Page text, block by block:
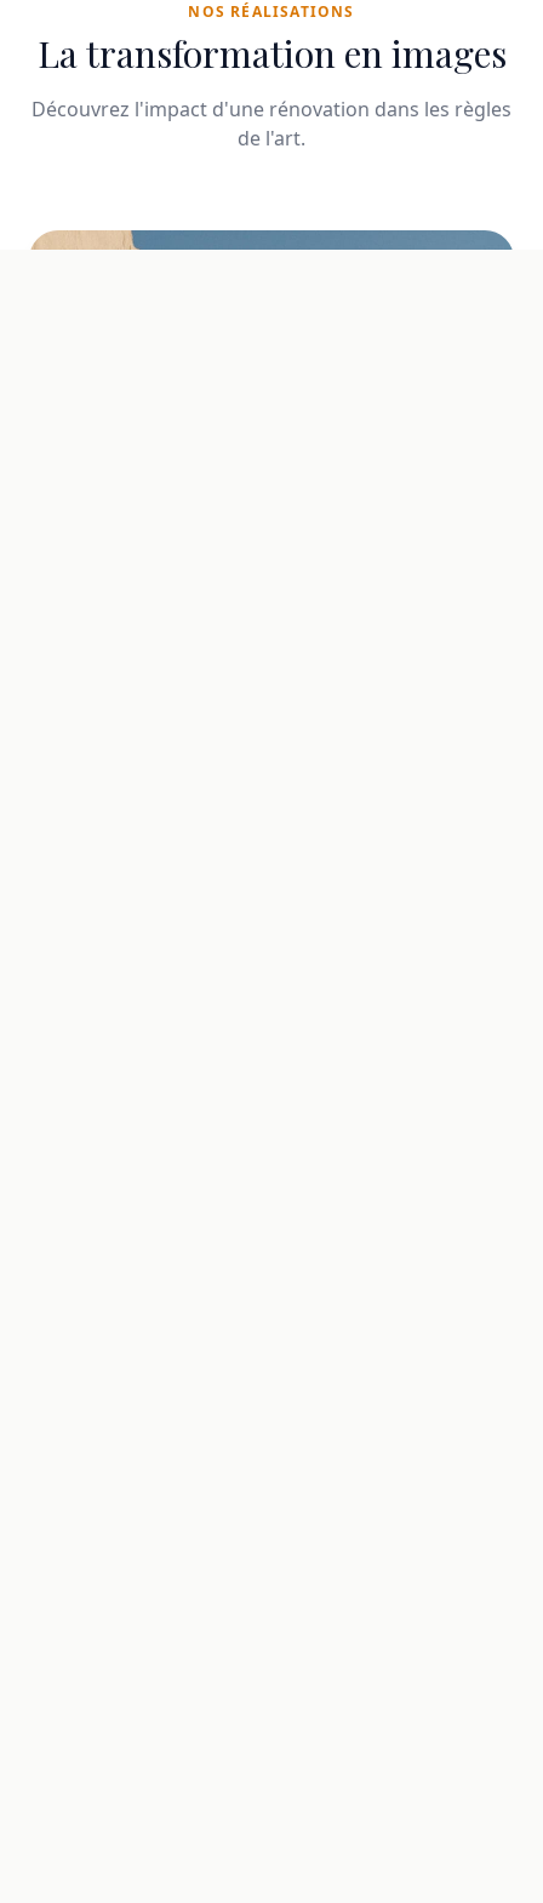
NOS RÉALISATIONS
La transformation en images
Découvrez l'impact d'une rénovation dans les règles
de l'art.